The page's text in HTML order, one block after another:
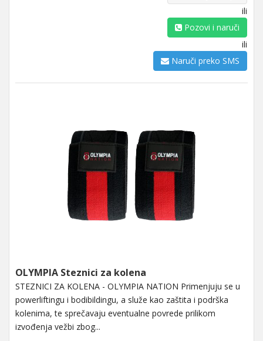
ili
Pozovi i naruči
ili
Naruči preko SMS
OLYMPIA Steznici za kolena
STEZNICI ZA KOLENA - OLYMPIA NATION Primenjuju se u
powerliftingu i bodibildingu, a služe kao zaštita i podrška
kolenima, te sprečavaju eventualne povrede prilikom
izvođenja vežbi zbog...